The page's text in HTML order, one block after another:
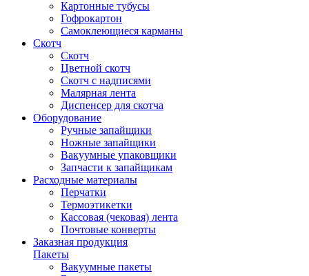
Картонные тубусы
Гофрокартон
Самоклеющиеся карманы
Скотч
Скотч
Цветной скотч
Скотч с надписями
Малярная лента
Диспенсер для скотча
Оборудование
Ручные запайщики
Ножные запайщики
Вакуумные упаковщики
Запчасти к запайщикам
Расходные материалы
Перчатки
Термоэтикетки
Кассовая (чековая) лента
Почтовые конверты
Заказная продукция
Пакеты
Вакуумные пакеты